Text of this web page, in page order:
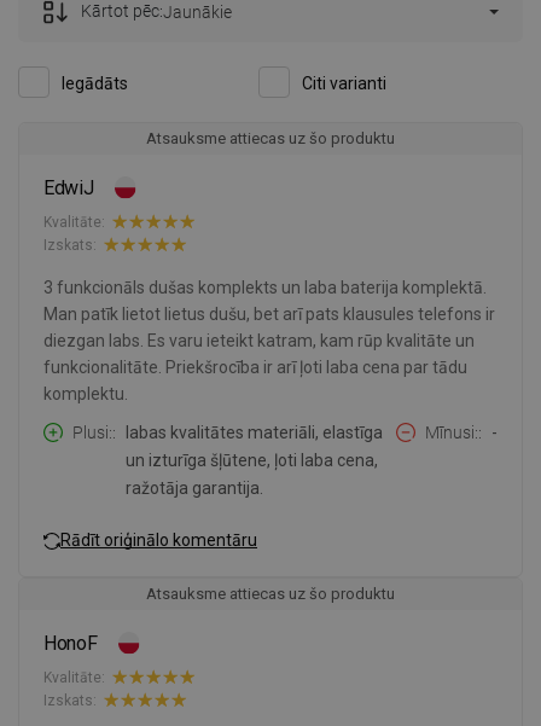
Iegādāts Citi varianti
Kārtot pēc:Jaunākie
Atsauksme attiecas uz šo produktu
EdwiJ
Kvalitāte:
Izskats:
3 funkcionāls dušas komplekts un laba baterija komplektā.
Man patīk lietot lietus dušu, bet arī pats klausules telefons ir
diezgan labs. Es varu ieteikt katram, kam rūp kvalitāte un
funkcionalitāte. Priekšrocība ir arī ļoti laba cena par tādu
komplektu.
Plusi:
labas kvalitātes materiāli, elastīga
un izturīga šļūtene, ļoti laba cena,
ražotāja garantija.
Mīnusi: -
Rādīt oriģinālo komentāru
Atsauksme attiecas uz šo produktu
HonoF
Kvalitāte:
Izskats: